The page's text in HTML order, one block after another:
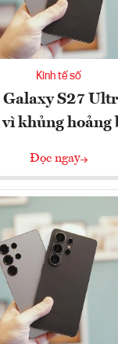
Kinh tế số
Galaxy S27
khủng hoảng
Đọc ngay